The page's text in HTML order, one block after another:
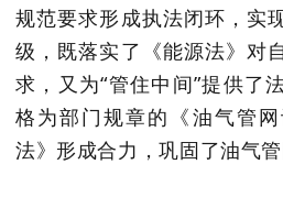
规范要求形成执法闭环，实
级，既落实了《能源法》对
求，又为“管住中间”提供了
格为部门规章的《油气管
法》形成合力，巩固了油气管